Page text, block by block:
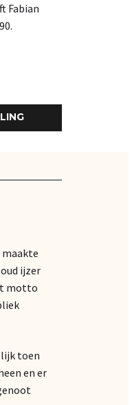
Fabian
maakte
ijzer
motto
toen
en er